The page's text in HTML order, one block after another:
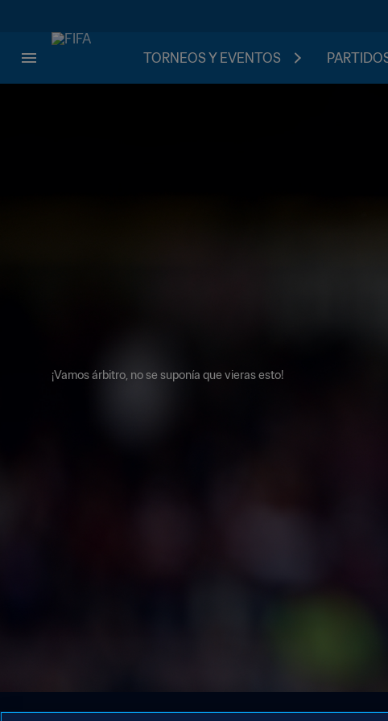
TORNEOS Y EVENTOS
¡Vamos árbitro, no se suponía que vieras esto!